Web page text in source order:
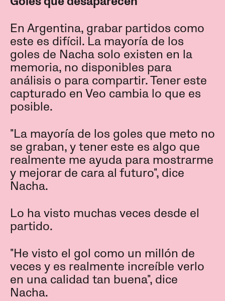
En Argentina, grabar partidos como
este es difícil. La mayoría de los
goles de Nacha solo existen en la
memoria, no disponibles para
análisis o para compartir. Tener este
capturado en Veo cambia lo que es
posible.
"La mayoría de los goles que meto no
se graban, y tener este es algo que
realmente me ayuda para mostrarme
y mejorar de cara al futuro", dice
Nacha.
Lo ha visto muchas veces desde el
partido.
"He visto el gol como un millón de
veces y es realmente increíble verlo
en una calidad tan buena", dice
Nacha.